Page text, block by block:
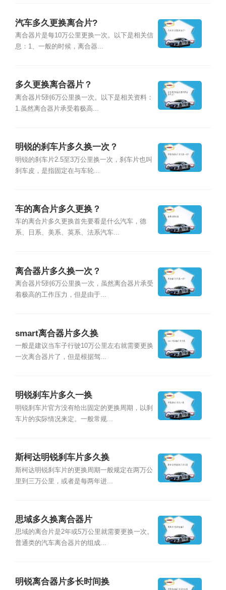
汽车多久更换离合片?
离合器片是每10万公里更换一次。以下是相关信
息：1、一般的时候，离合器...
多久更换离合器片？
离合器片5到6万公里换一次。以下是相关资料：
1.虽然离合器片承受着极高...
明锐的刹车片多久换一次？
明锐的刹车片2.5至3万公里换一次，刹车片也叫
刹车皮，是指固定在与车轮...
车的离合片多久更换？
车的离合片多久更换首先要看是什么汽车，德
系、日系、美系、英系、法系汽车...
离合器片多久换一次？
离合器片5到6万公里换一次，虽然离合器片承受
着极高的工作压力，但是由于...
smart离合器片多久换
一般是建议当车子行驶10万公里左右就需要更换
一次离合器片了，但是根据驾...
明锐刹车片多久一换
明锐刹车片官方没有给出固定的更换周期，以刹
车片的实际情况来定。一般常规...
斯柯达明锐刹车片多久换
斯柯达明锐刹车片的更换周期一般规定在两万公
里到三万公里，或者是每两年进...
思域多久换离合器片
思域的离合片是2年或5万公里就需要更换一次。
普通类的汽车离合器片的组成...
明锐离合器片多长时间换